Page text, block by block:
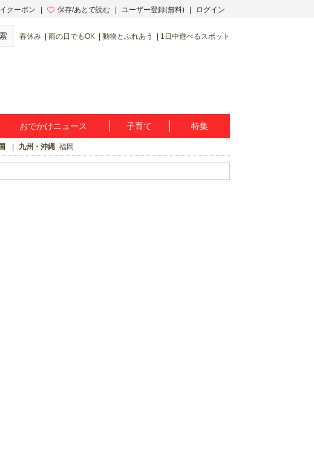
クーポン 保存/あとで読む ユーザー登録(無料) ログイン
春休み 雨の日でもOK 動物とふれあう 1日中遊べるスポット
おでかけニュース 子育て 特集
九州・沖縄 福岡